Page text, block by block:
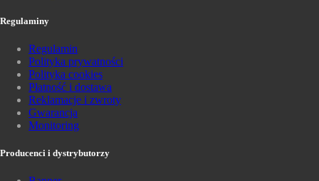
Regulaminy
Regulamin
Polityka prywatności
Polityka cookies
Płatność i dostawa
Reklamacje i zwroty
Gwarancja
Monitoring
Producenci i dystrybutorzy